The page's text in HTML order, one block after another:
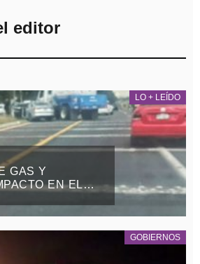
editor
LO + LEÍDO
GAS Y
EN EL
ZONA MILITAR
GOBIERNOS